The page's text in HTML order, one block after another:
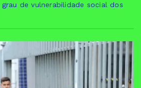
de vulnerabilidade social dos